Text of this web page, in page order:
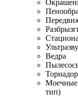
Ведра
тип)